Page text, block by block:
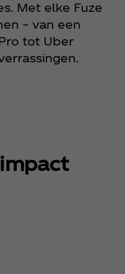
Met elke Fuze
– van een
tot Uber